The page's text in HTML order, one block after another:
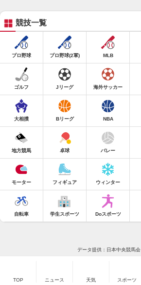
競技一覧
プロ野球 プロ野球(2軍) MLB
ゴルフ Jリーグ 海外サッカー
大相撲 Bリーグ NBA
地方競馬 卓球 バレー
モーター フィギュア ウィンター
自転車 学生スポーツ Doスポーツ
データ提供：日本中央競馬会
TOP ニュース 天気 スポーツ